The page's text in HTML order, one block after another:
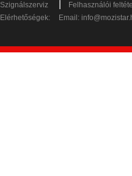
Szignálszerviz
Felhasználói
Elérhetőségek:
Email: